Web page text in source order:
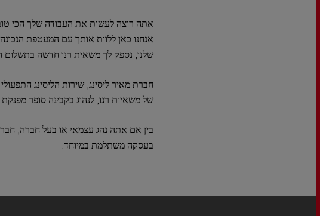
אתה רוצה לעשות את העבודה שלך הכי
אנחנו כאן ללוות אותך עם המעטפת
שלנו, נספק לך משאית רנו חדשה בתשלום
חברת מאיר ליסינג, שירות הליסינג
של משאיות רנו, לנהוג בקבינה סופר
בין אם אתה נהג עצמאי או בעל חברה,
בעסקה משתלמת במיוחד.